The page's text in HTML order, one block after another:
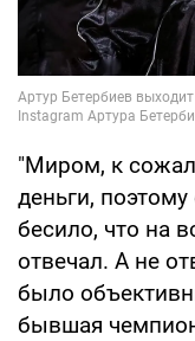
"Миром, к
деньги,
бесило, что на
отвечал. А не
было
бывшая